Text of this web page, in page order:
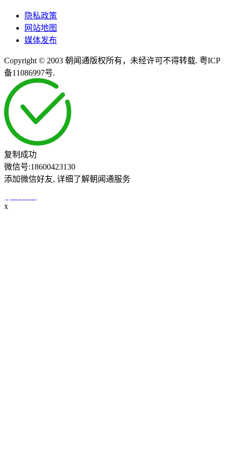
隐私政策
网站地图
媒体发布
Copyright © 2003 朝闻通版权所有，未经许可不得转载. 粤ICP
备11086997号.
复制成功
微信号:18600423130
添加微信好友, 详细了解朝闻通服务
x